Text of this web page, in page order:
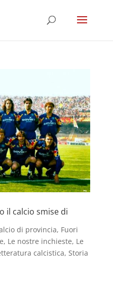
il calcio smise di
di provincia, Fuori
, Le nostre inchieste, Le
calcistica, Storia